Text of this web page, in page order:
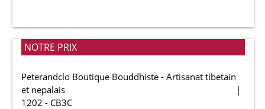
NOTRE PRIX
Peterandclo Boutique Bouddhiste - Artisanat tibetain
et nepalais
1202 - CB3C